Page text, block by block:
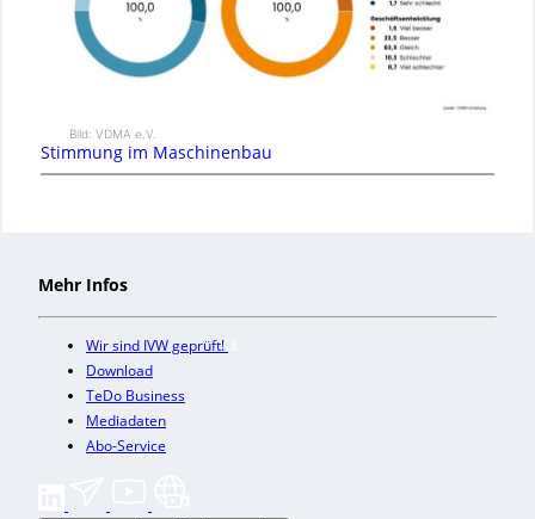
Bild: VDMA e.V.
Stimmung im Maschinenbau
Mehr Infos
Wir sind IVW geprüft!
Download
TeDo Business
Mediadaten
Abo-Service